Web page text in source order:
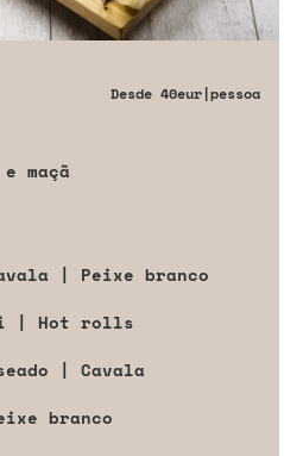
Desde 40eur|pessoa
maçã
| Peixe branco
| Hot rolls
| Cavala
branco